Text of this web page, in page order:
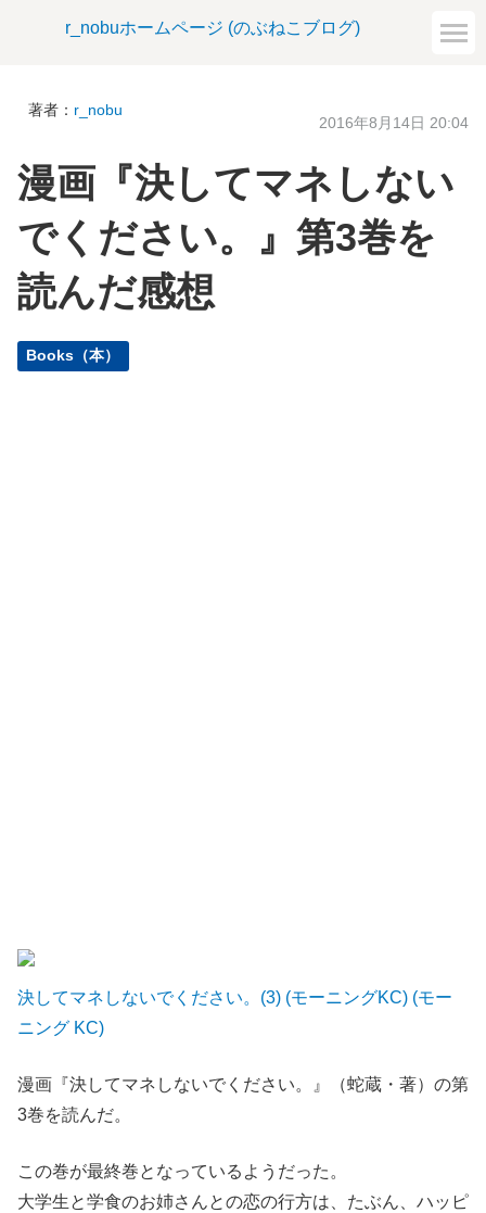
r_nobuホームページ (のぶねこブログ)
著者： r_nobu
2016年8月14日 20:04
漫画『決してマネしない
でください。』第3巻を
読んだ感想
Books（本）
決してマネしないでください。(3) (モーニングKC) (モー
ニング KC)
漫画『決してマネしないでください。』（蛇蔵・著）の第
3巻を読んだ。
この巻が最終巻となっているようだった。
大学生と学食のお姉さんとの恋の行方は、たぶん、ハッピ